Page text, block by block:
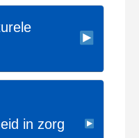
in zorg